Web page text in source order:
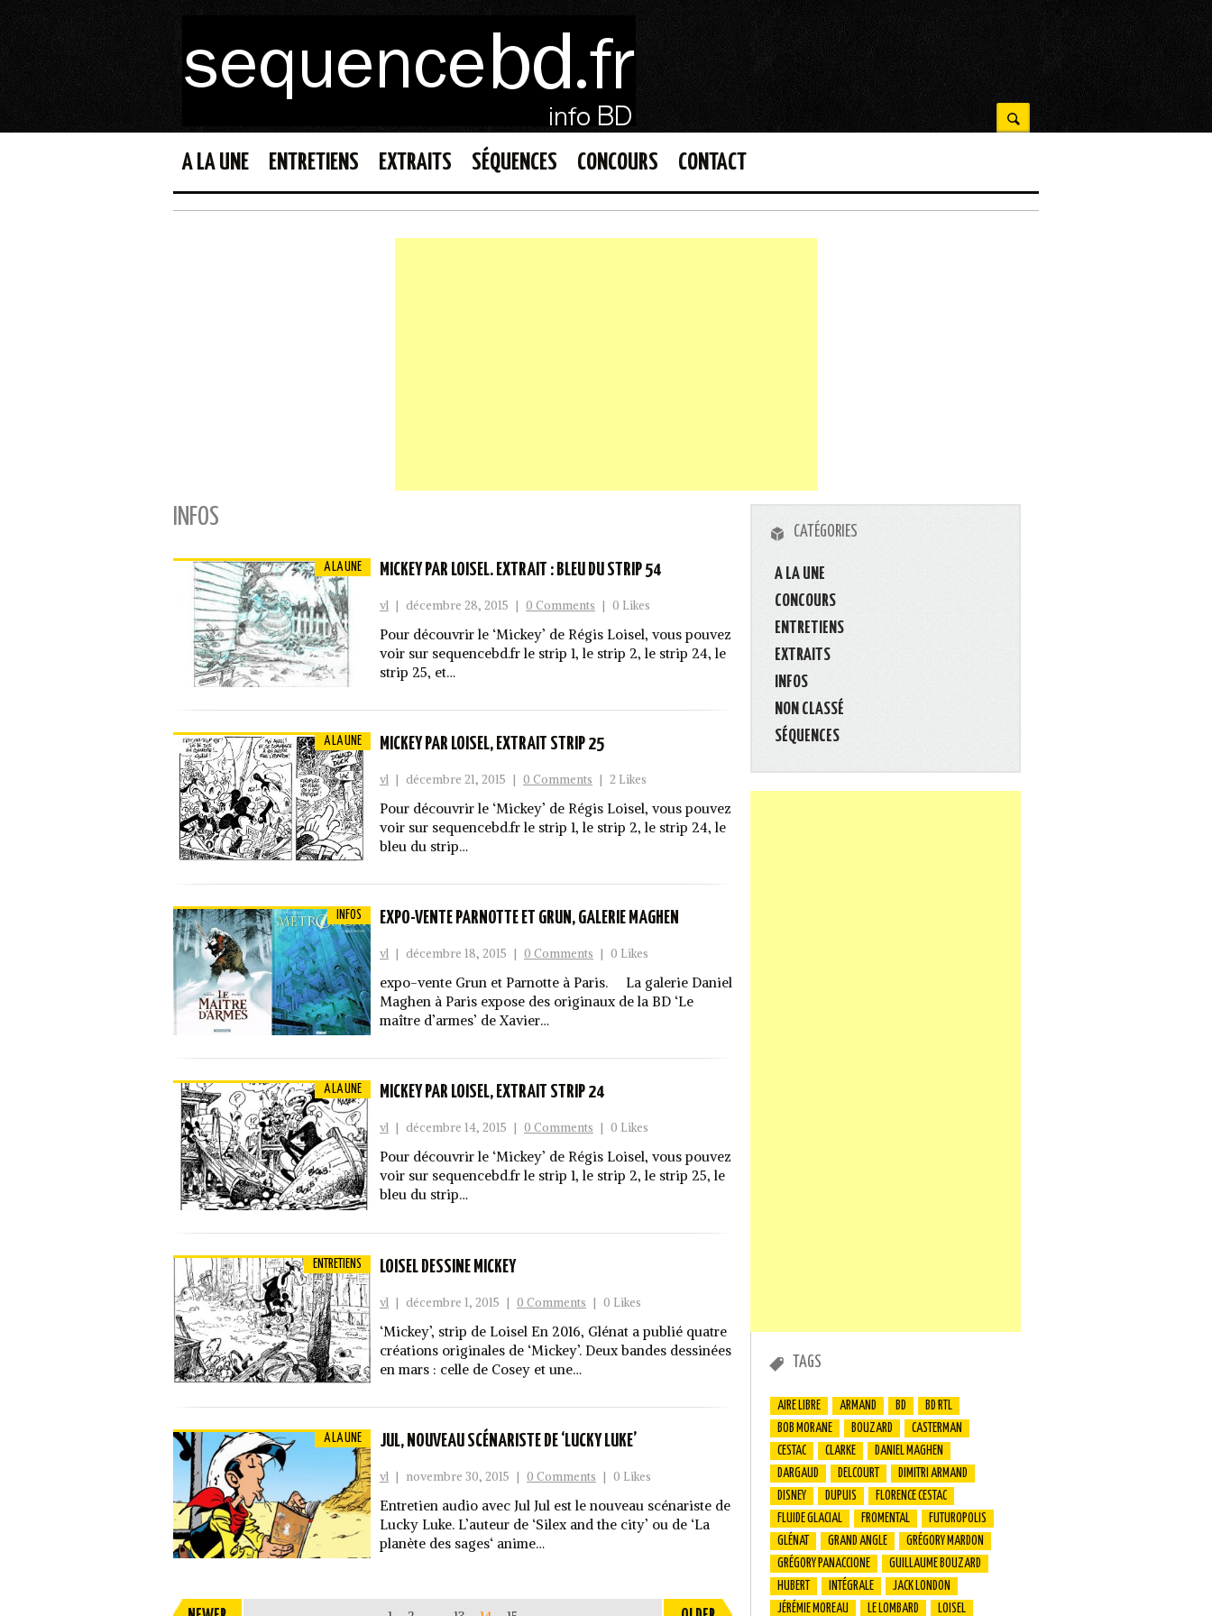
A LA UNE ENTRETIENS EXTRAITS SÉQUENCES CONCOURS CONTACT
INFOS
A LA UNE MICKEY PAR LOISEL. EXTRAIT : BLEU DU STRIP 54
vl | décembre 28, 2015 | 0 Comments | 0 Likes
Pour découvrir le ‘Mickey’ de Régis Loisel, vous pouvez
voir sur sequencebd.fr le strip 1, le strip 2, le strip 24, le
strip 25, et…
A LA UNE MICKEY PAR LOISEL, EXTRAIT STRIP 25
vl | décembre 21, 2015 | 0 Comments | 2 Likes
Pour découvrir le ‘Mickey’ de Régis Loisel, vous pouvez
voir sur sequencebd.fr le strip 1, le strip 2, le strip 24, le
bleu du strip…
INFOS EXPO-VENTE PARNOTTE ET GRUN, GALERIE MAGHEN
vl | décembre 18, 2015 | 0 Comments | 0 Likes
expo-vente Grun et Parnotte à Paris. La galerie Daniel
Maghen à Paris expose des originaux de la BD ‘Le
maître d’armes’ de Xavier…
A LA UNE MICKEY PAR LOISEL, EXTRAIT STRIP 24
vl décembre 14, 2015 0 Comments 0 Likes
Pour découvrir le ‘Mickey’ de Régis Loisel, vous pouvez
voir sur sequencebd.fr le strip 1, le strip 2, le strip 25, le
bleu du strip…
ENTRETIENS LOISEL DESSINE MICKEY
vl | décembre 1, 2015 | 0 Comments | 0 Likes
‘Mickey’, strip de Loisel En 2016, Glénat a publié quatre
créations originales de ‘Mickey’. Deux bandes dessinées
en mars : celle de Cosey et une…
A LA UNE JUL, NOUVEAU SCÉNARISTE DE ‘LUCKY LUKE’
vl | novembre 30, 2015 | 0 Comments | 0 Likes
Entretien audio avec Jul Jul est le nouveau scénariste de
Lucky Luke. L’auteur de ‘Silex and the city’ ou de ‘La
planète des sages‘ anime…
CATÉGORIES
A LA UNE
CONCOURS
ENTRETIENS
EXTRAITS
INFOS
NON CLASSÉ
SÉQUENCES
TAGS
AIRE LIBRE ARMAND BD
BD RTL
BOB MORANE
BOUZARD
CASTERMAN
CESTAC
CLARKE
DANIEL MAGHEN
DARGAUD
DELCOURT
DIMITRI ARMAND
DISNEY
DUPUIS
FLORENCE CESTAC
FLUIDE GLACIAL
FROMENTAL
FUTUROPOLIS
GLÉNAT
GRAND ANGLE
GRÉGORY MARDON
GRÉGORY PANACCIONE
GUILLAUME BOUZARD
HUBERT
INTÉGRALE
JACK LONDON
JÉRÉMIE MOREAU
LE LOMBARD LOISEL